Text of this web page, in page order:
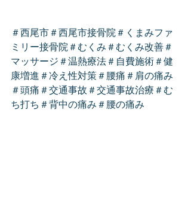
＃西尾市＃西尾市接骨院＃くまみファ
ミリー接骨院＃むくみ＃むくみ改善＃
マッサージ＃温熱療法＃自費施術＃健
康増進＃冷え性対策＃腰痛＃肩の痛み
＃頭痛＃交通事故＃交通事故治療＃む
ち打ち＃背中の痛み＃腰の痛み